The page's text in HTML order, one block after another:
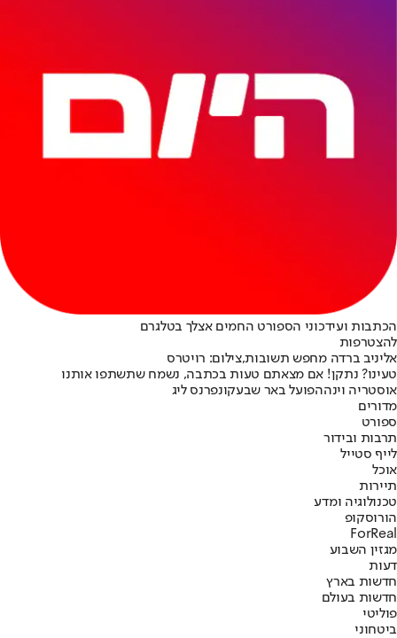
הכתבות ועידכוני הספורט החמים אצלך בטלגרם
להצטרפות
אליניב ברדה מחפש תשובות,צילום: רויטרס
טעינו? נתקן! אם מצאתם טעות בכתבה, נשמח שתשתפו אותנו
אוסטריה וינההפועל באר שבעקונפרנס ליג
מדורים
ספורט
תרבות ובידור
לייף סטייל
אוכל
תיירות
טכנולוגיה ומדע
הורוסקופ
ForReal
מגזין השבוע
דעות
חדשות בארץ
חדשות בעולם
פוליטי
ביטחוני